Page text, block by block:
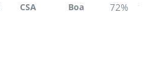
CSA Boa 72% 19%